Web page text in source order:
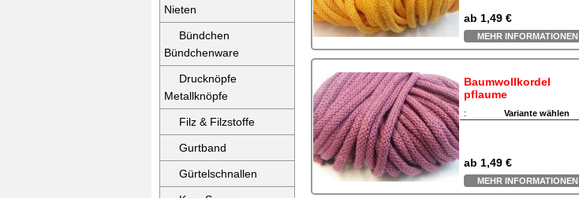
Nieten
Bündchen
Bündchenware
Drucknöpfe
Metallknöpfe
Filz & Filzstoffe
Gurtband
Gürtelschnallen
ab 1,49 €
MEHR INFORMATIONEN
Baumwollkordel
pflaume
: Variante wählen
ab 1,49 €
MEHR INFORMATIONEN